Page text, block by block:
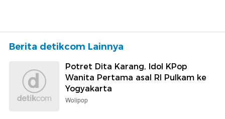
Berita detikcom Lainnya
Potret Dita Karang, Idol KPop
Wanita Pertama asal RI Pulkam ke
Yogyakarta
Wolipop